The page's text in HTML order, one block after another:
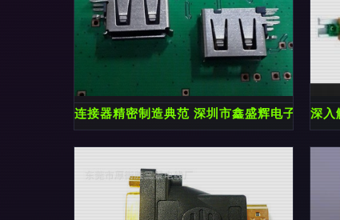
连接器精密制造典范 深圳市鑫盛辉电子USB深入